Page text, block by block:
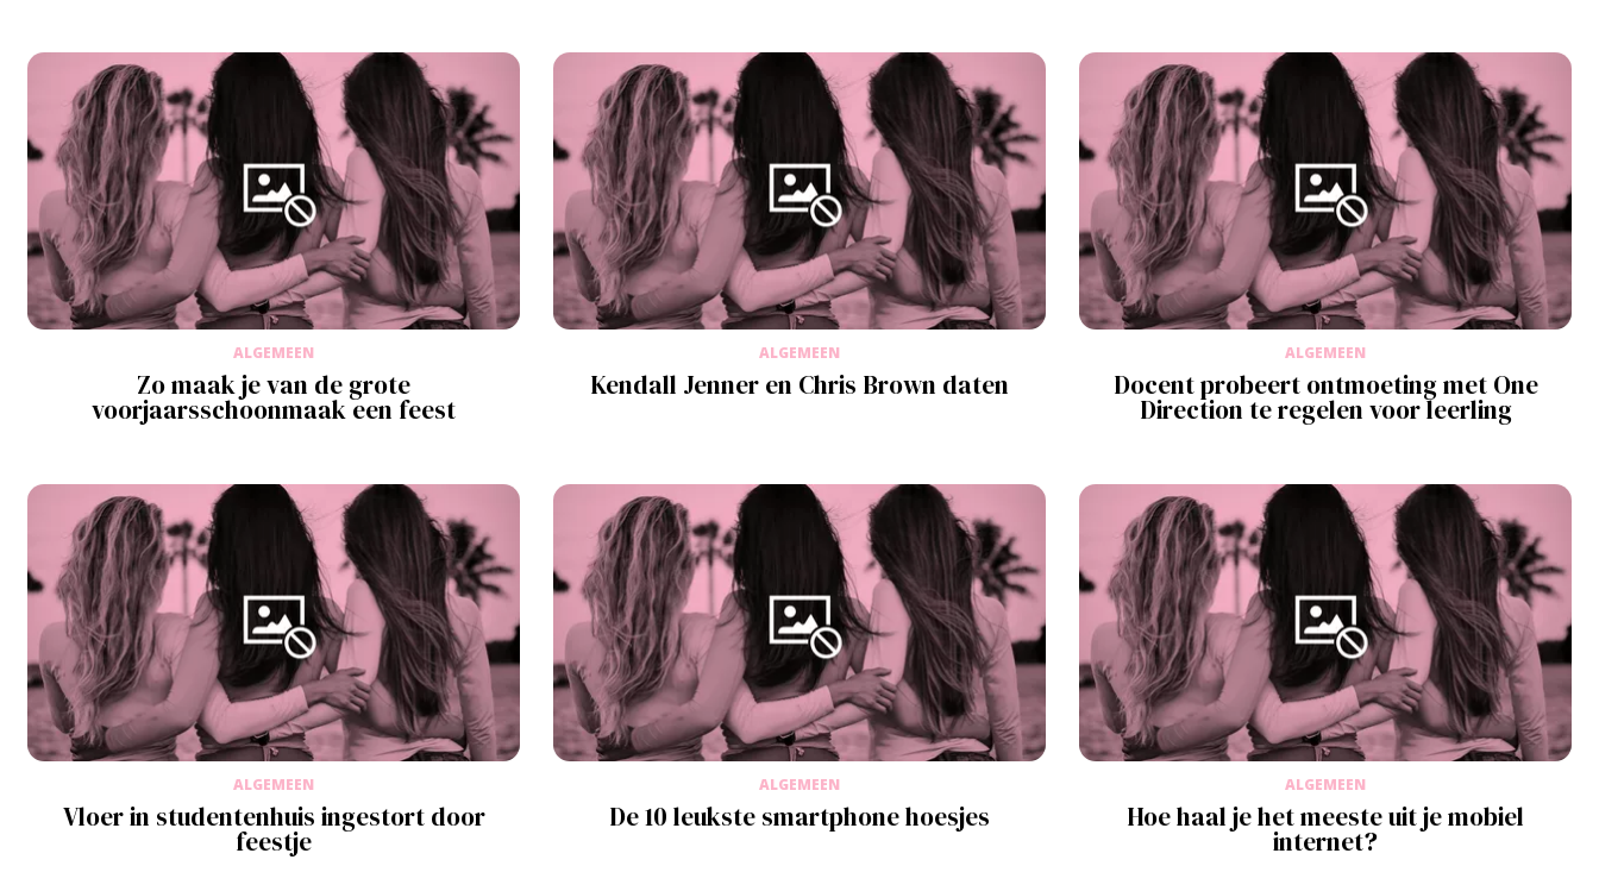
ALGEMEEN
Zo maak je van de grote
voorjaarsschoonmaak een feest
ALGEMEEN
Kendall Jenner en Chris Brown daten
ALGEMEEN
Docent probeert ontmoeting met One
Direction te regelen voor leerling
ALGEMEEN
Vloer in studentenhuis ingestort door
feestje
ALGEMEEN
De 10 leukste smartphone hoesjes
ALGEMEEN
Hoe haal je het meeste uit je mobiel
internet?